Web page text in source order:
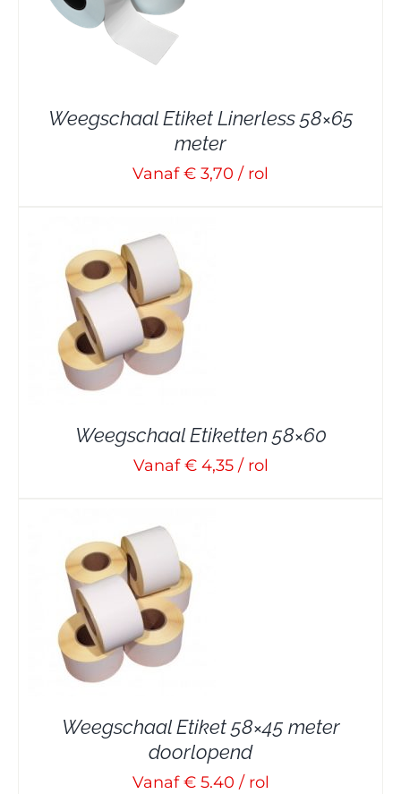
Weegschaal Etiket Linerless 58×65
meter
Vanaf € 3,70 / rol
Weegschaal Etiketten 58×60
Vanaf € 4,35 / rol
Weegschaal Etiket 58×45 meter
doorlopend
Vanaf € 5.40 / rol